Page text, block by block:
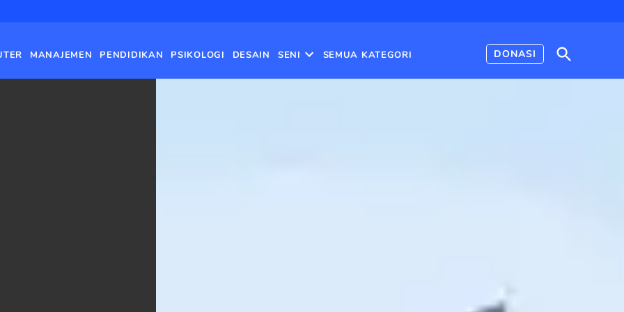
MANAJEMEN PENDIDIKAN PSIKOLOGI DESAIN SENI
dropdown
SEMUA KATEGORI DONASI
Open
Search